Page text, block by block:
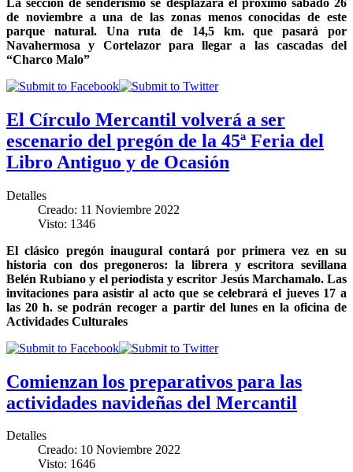
de noviembre a una de las zonas menos conocidas de este
parque natural. Una ruta de 14,5 km. que pasará por
Navahermosa y Cortelazor para llegar a las cascadas del
“Charco Malo”
El Círculo Mercantil volverá a ser
escenario del pregón de la 45ª Feria del
Libro Antiguo y de Ocasión
Detalles
Creado: 11 Noviembre 2022
Visto: 1346
El clásico pregón inaugural contará por primera vez en su
historia con dos pregoneros: la librera y escritora sevillana
Belén Rubiano y el periodista y escritor Jesús Marchamalo. Las
invitaciones para asistir al acto que se celebrará el jueves 17 a
las 20 h. se podrán recoger a partir del lunes en la oficina de
Actividades Culturales
Comienzan los preparativos para las
actividades navideñas del Mercantil
Detalles
Creado: 10 Noviembre 2022
Visto: 1646